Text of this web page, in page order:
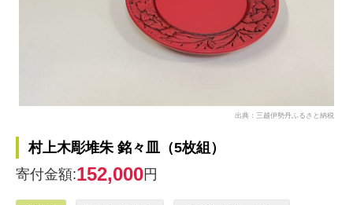
出典：三越伊勢丹ふるさと納税
村上木彫堆朱 銘々皿（5枚組）
寄付金額:152,000円